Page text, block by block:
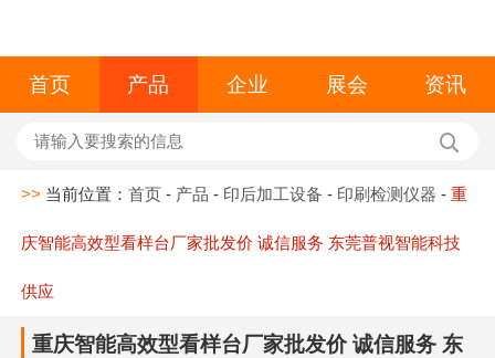
首页 产品 企业 展会 资讯
>> 当前位置：首页 - 产品 - 印后加工设备 - 印刷检测仪器 -重
庆智能高效型看样台厂家批发价 诚信服务 东莞普视智能科技
供应
重庆智能高效型看样台厂家批发价 诚信服务 东